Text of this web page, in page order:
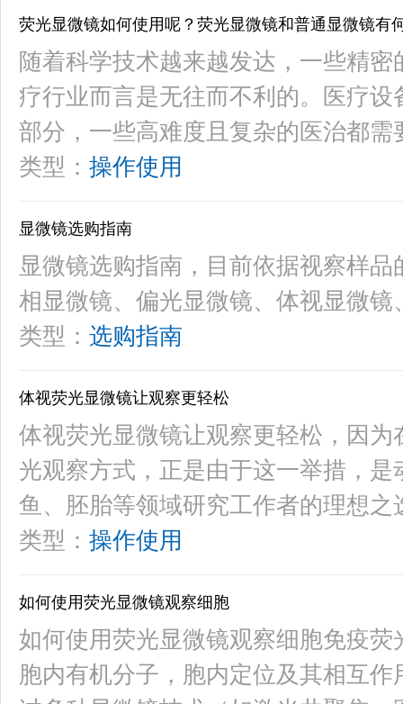
荧光显微镜如何使用呢？荧光显微镜和普通显微镜有
随着科学技术越来越发达，一些精
疗行业而言是无往而不利的。医疗
部分，一些高难度且复杂的医治都
类型： 操作使用
显微镜选购指南
显微镜选购指南，目前依据视察样
相显微镜、偏光显微镜、体视显微
类型： 选购指南
体视荧光显微镜让观察更轻松
体视荧光显微镜让观察更轻松，因
光观察方式，正是由于这一举措，
鱼、胚胎等领域研究工作者的理想之
类型： 操作使用
如何使用荧光显微镜观察细胞
如何使用荧光显微镜观察细胞免疫
胞内有机分子，胞内定位及其相互